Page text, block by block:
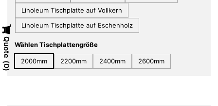
Linoleum Tischplatte auf Vollkern
Linoleum Tischplatte auf Eschenholz
Wählen Tischplattengröße
2000mm 2200mm 2400mm 2600mm
Quote
0